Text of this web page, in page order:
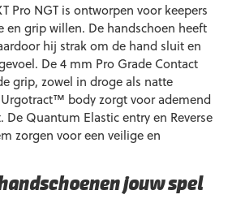
Pro NGT is ontworpen voor keepers
en grip willen. De handschoen heeft
hij strak om de hand sluit en
De 4 mm Pro Grade Contact
grip, zowel in droge als natte
body zorgt voor ademend
Quantum Elastic entry en Reverse
zorgen voor een veilige en
jouw spel